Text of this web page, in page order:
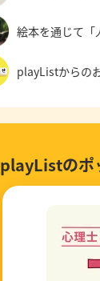
絵本を通じて「
playListからの
playListのポ